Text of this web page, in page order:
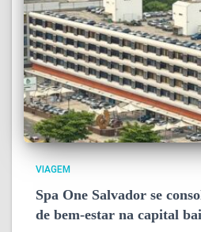
VIAGEM
Spa One Salvador se
de bem-estar na capital